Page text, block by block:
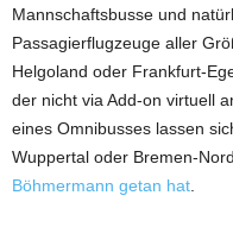
Mannschaftsbusse und
Passagierflugzeuge aller
Helgoland oder Frankfurt-
der nicht via Add-on virtuell
eines Omnibusses lassen
Wuppertal oder Bremen-
Böhmermann getan hat